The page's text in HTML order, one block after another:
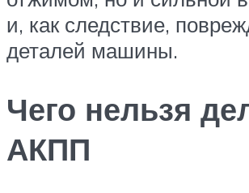
и, как следствие,
деталей машины.
Чего нельзя
АКПП